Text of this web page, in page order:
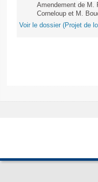
Amendement de M.
Corneloup et M.
Voir le dossier (Projet de